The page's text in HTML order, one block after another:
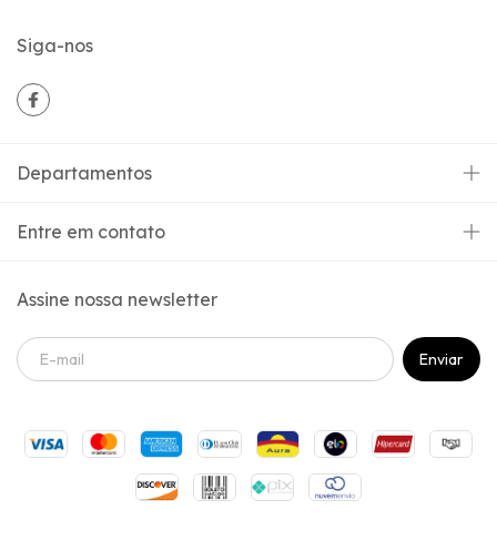
Siga-nos
Departamentos
Entre em contato
Assine nossa newsletter